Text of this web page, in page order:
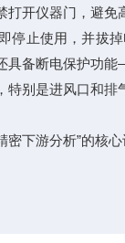
仪器门，避免
止使用，并拔掉
具备断电保护功
是进风口和排
下游分析”的核